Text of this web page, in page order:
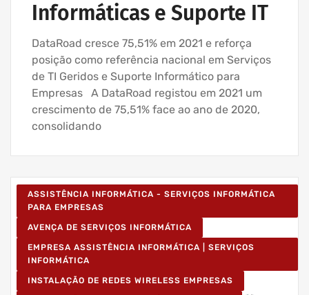
Informáticas e Suporte IT
DataRoad cresce 75,51% em 2021 e reforça
posição como referência nacional em Serviços
de TI Geridos e Suporte Informático para
Empresas A DataRoad registou em 2021 um
crescimento de 75,51% face ao ano de 2020,
consolidando
ASSISTÊNCIA INFORMÁTICA - SERVIÇOS INFORMÁTICA
PARA EMPRESAS
AVENÇA DE SERVIÇOS INFORMÁTICA
EMPRESA ASSISTÊNCIA INFORMÁTICA | SERVIÇOS
INFORMÁTICA
INSTALAÇÃO DE REDES WIRELESS EMPRESAS